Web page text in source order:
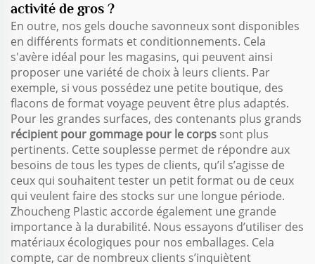
activité de gros ?
En outre, nos gels douche savonneux sont disponibles
en différents formats et conditionnements. Cela
s'avère idéal pour les magasins, qui peuvent ainsi
proposer une variété de choix à leurs clients. Par
exemple, si vous possédez une petite boutique, des
flacons de format voyage peuvent être plus adaptés.
Pour les grandes surfaces, des contenants plus grands
récipient pour gommage pour le corps sont plus
pertinents. Cette souplesse permet de répondre aux
besoins de tous les types de clients, qu’il s’agisse de
ceux qui souhaitent tester un petit format ou de ceux
qui veulent faire des stocks sur une longue période.
Zhoucheng Plastic accorde également une grande
importance à la durabilité. Nous essayons d’utiliser des
matériaux écologiques pour nos emballages. Cela
compte, car de nombreux clients s’inquiètent